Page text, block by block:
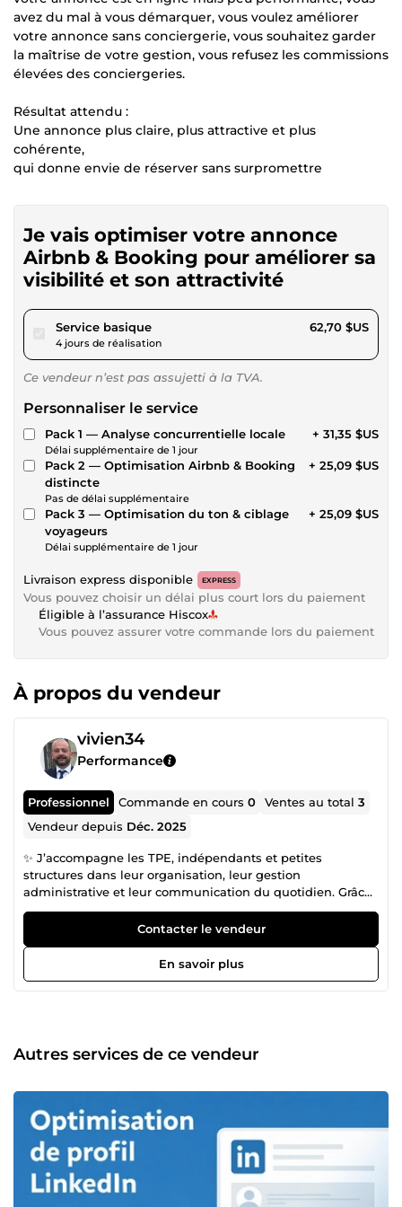
avez du mal à vous démarquer, vous voulez améliorer
votre annonce sans conciergerie, vous souhaitez garder
la maîtrise de votre gestion, vous refusez les commissions
élevées des conciergeries.
Résultat attendu :
Une annonce plus claire, plus attractive et plus
cohérente,
qui donne envie de réserver sans surpromettre
Je vais optimiser votre annonce
Airbnb & Booking pour améliorer sa
visibilité et son attractivité
Service basiquepour 57,79 $US
4 jours de réalisation
62,70 $US
Ce vendeur n’est pas assujetti à la TVA.
Personnaliser le service
Pack 1 — Analyse concurrentielle locale
Délai supplémentaire de 1 jour
+ 31,35 $US
Pack 2 — Optimisation Airbnb & Booking
distincte
Pas de délai supplémentaire
+ 25,09 $US
Pack 3 — Optimisation du ton & ciblage
voyageurs
Délai supplémentaire de 1 jour
+ 25,09 $US
Livraison express disponible EXPRESS
Vous pouvez choisir un délai plus court lors du paiement
Éligible à l’assurance Hiscox
Vous pouvez assurer votre commande lors du paiement
À propos du vendeur
vivien34
Performance
Professionnel Commande en cours0 Ventes au total3
Vendeur depuis Déc. 2025
✨ J’accompagne les TPE, indépendants et petites
structures dans leur organisation, leur gestion
administrative et leur communication du quotidien. Grâce
à plus de 10 ans d’expérience de terrain auprès
d’entreprises locales, j’ai développé une approche
complète : organisation interne, relation client… mais aussi
communication simple, efficace et adaptée aux petites
structures qui manquent de temps. 🔧 Mes expertises :
place de process simples et efficaces Aide au pilotage du
quotidien (priorités, planning, organisation)
Optimisation de profils professionnels (LinkedIn,
Facebook, Instagram) Mise en valeur de l’entreprise :
présentation, messages clés, crédibilité Création de
publications simples &amp; professionnelles (textes +
visuels) Gestion du calendrier de publication
Harmonisation du style, cohérence de l’image de marque
Contacter le vendeur
En savoir plus
Autres services de ce vendeur